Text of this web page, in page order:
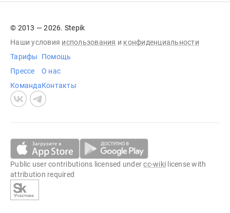
© 2013 — 2026. Stepik
Наши условия использования и конфиденциальности
Тарифы
Прессе
Команда
Помощь
О нас
Контакты
Public user contributions licensed undercc-wiki license with
attribution required